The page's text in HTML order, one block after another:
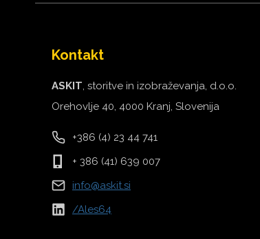
Kontakt
ASKIT, storitve in izobraževanja, d.o.o.
Orehovlje 40, 4000 Kranj, Slovenija
+386 (4) 23 44 741
+ 386 (41) 639 007
info@askit.si
/Ales64